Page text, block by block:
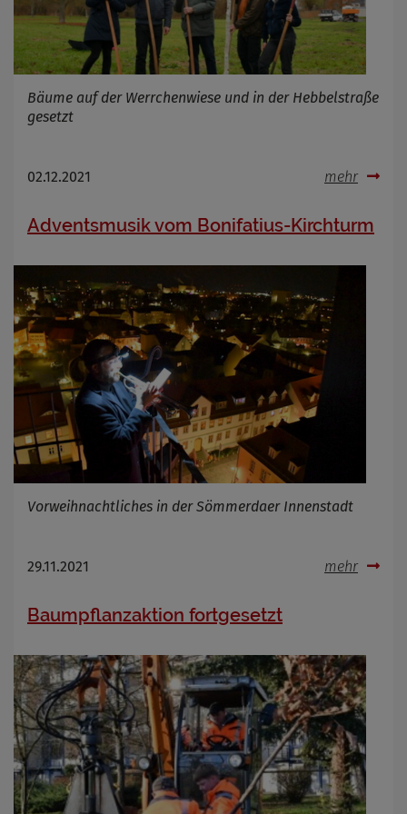
Bäume auf der Werrchenwiese und in der Hebbelstraße
gesetzt
02.12.2021 mehr
Adventsmusik vom Bonifatius-Kirchturm
Vorweihnachtliches in der Sömmerdaer Innenstadt
29.11.2021 mehr
Baumpflanzaktion fortgesetzt
Name
Cookies die bei der Verwendung von
OpenWeatherAPI gesetzt werden
Anbieter
Zweck
Infos schließen